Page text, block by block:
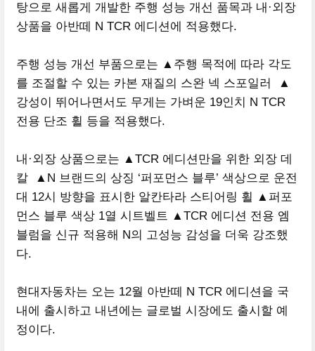
탕으로 새롭게 개발한 주행 성능 개선 품목과 내·외장
상품을 아반떼 N TCR 에디션에 적용했다.
주행 성능 개선 부품으로는 ▲주행 목적에 따라 각도
를 조절할 수 있는 카본 재질의 스완 넥 스포일러 ▲
강성이 뛰어나면서도 무게는 가벼운 19인치 N TCR
전용 단조 휠 등을 적용했다.
내·외장 상품으로는 ▲TCR 에디션만을 위한 외장 데
칼 ▲N 브랜드의 상징 ‘퍼포먼스 블루’ 색상으로 운전
대 12시 방향을 표시한 알칸타라 스티어링 휠 ▲퍼포
먼스 블루 색상 1열 시트벨트 ▲TCR 에디션 전용 엠
블럼을 신규 적용해 N의 고성능 감성을 더욱 강조했
다.
현대자동차는 오는 12월 아반떼 N TCR 에디션을 국
내에 출시하고 내년에는 글로벌 시장에도 출시할 예
정이다.